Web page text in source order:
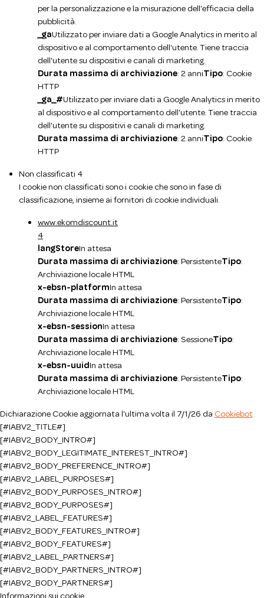
per la personalizzazione e la misurazione dell'efficacia della
pubblicità.
_gaUtilizzato per inviare dati a Google Analytics in merito al
dispositivo e al comportamento dell'utente. Tiene traccia
dell'utente su dispositivi e canali di marketing.
Durata massima di archiviazione: 2 anniTipo: Cookie
HTTP
_ga_#Utilizzato per inviare dati a Google Analytics in merito
al dispositivo e al comportamento dell'utente. Tiene traccia
dell'utente su dispositivi e canali di marketing.
Durata massima di archiviazione: 2 anniTipo: Cookie
HTTP
Non classificati 4
I cookie non classificati sono i cookie che sono in fase di
classificazione, insieme ai fornitori di cookie individuali.
www.ekomdiscount.it
4
langStoreIn attesa
Durata massima di archiviazione: PersistenteTipo:
Archiviazione locale HTML
x-ebsn-platformIn attesa
Durata massima di archiviazione: PersistenteTipo:
Archiviazione locale HTML
x-ebsn-sessionIn attesa
Durata massima di archiviazione: SessioneTipo:
Archiviazione locale HTML
x-ebsn-uuidIn attesa
Durata massima di archiviazione: PersistenteTipo:
Archiviazione locale HTML
Dichiarazione Cookie aggiornata l'ultima volta il 7/1/26 da Cookiebot
[#IABV2_TITLE#]
[#IABV2_BODY_INTRO#]
[#IABV2_BODY_LEGITIMATE_INTEREST_INTRO#]
[#IABV2_BODY_PREFERENCE_INTRO#]
[#IABV2_LABEL_PURPOSES#]
[#IABV2_BODY_PURPOSES_INTRO#]
[#IABV2_BODY_PURPOSES#]
[#IABV2_LABEL_FEATURES#]
[#IABV2_BODY_FEATURES_INTRO#]
[#IABV2_BODY_FEATURES#]
[#IABV2_LABEL_PARTNERS#]
[#IABV2_BODY_PARTNERS_INTRO#]
[#IABV2_BODY_PARTNERS#]